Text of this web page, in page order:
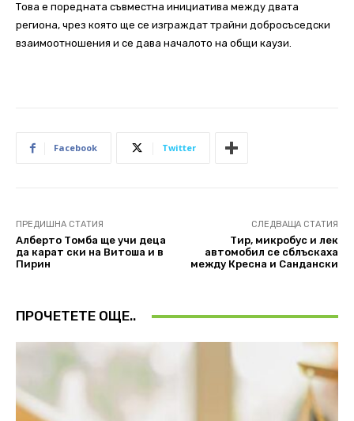
Това е поредната съвместна инициатива между двата
региона, чрез която ще се изграждат трайни добросъседски
взаимоотношения и се дава началото на общи каузи.
Facebook Twitter
ПРЕДИШНА СТАТИЯ
Алберто Томба ще учи деца
да карат ски на Витоша и в
Пирин
СЛЕДВАЩА СТАТИЯ
Тир, микробус и лек
автомобил се сблъскаха
между Кресна и Сандански
ПРОЧЕТЕТЕ ОЩЕ..